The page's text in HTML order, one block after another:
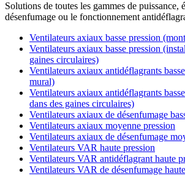
Solutions de toutes les gammes de puissance,
désenfumage ou le fonctionnement
Ventilateurs axiaux basse pression
Ventilateurs axiaux basse pression
gaines circulaires)
Ventilateurs axiaux antidéflagrants
mural)
Ventilateurs axiaux antidéflagrants
dans des gaines circulaires)
Ventilateurs axiaux de désenfumage
Ventilateurs axiaux moyenne pression
Ventilateurs axiaux de désenfumage
Ventilateurs VAR haute pression
Ventilateurs VAR antidéflagrant haute
Ventilateurs VAR de désenfumage